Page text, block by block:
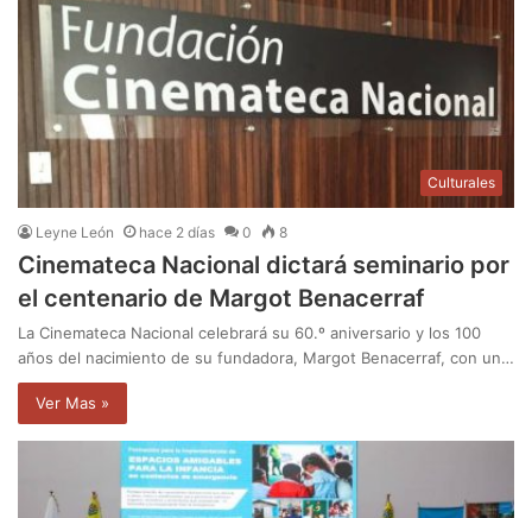
Culturales
Leyne León hace 2 días 0 8
Cinemateca Nacional dictará seminario por
el centenario de Margot Benacerraf
La Cinemateca Nacional celebrará su 60.º aniversario y los 100
años del nacimiento de su fundadora, Margot Benacerraf, con un…
Ver Mas »